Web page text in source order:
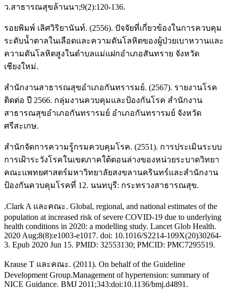
ว.สาธารณสุขล้านนา;9(2):120-136.
รอยพิมพ์ เลิศวิริยานันท์. (2556). ปัจจัยที่เกี่ยวข้องในการควบคุม
ระดับน้ำตาลในเลือดและความดันโลหิตของผู้ป่วยเบาหวานและ
ความดันโลหิตสูงในตำบลแม่แฝกอำเภอสันทราย จังหวัด
เชียงใหม่.
สำนักงานสาธารณสุขอำเภอกันทรารมย์. (2567). รายงานโรค
ติดต่อ ปี 2566. กลุ่มงานควบคุมและป้องกันโรค สำนักงาน
สาธารณสุขอำเภอกันทรารมย์ อำเภอกันทรารมย์ จังหวัด
ศรีสะเกษ.
สำนักจัดการความรู้กรมควบคุมโรค. (2551). การประเมินระบบ
การเฝ้าระวังโรคในเขตภาคใต้ตอนล่างของหน่วยระบาดวิทยา
คณะแพทยศาสตร์มหาวิทยาลัยสงขลานครินทร์และสำนักงาน
ป้องกันควบคุมโรคที่ 12. นนทบุรี: กระทรวงสาธารณสุข.
.Clark A และคณะ. Global, regional, and national estimates of the
population at increased risk of severe COVID-19 due to underlying
health conditions in 2020: a modelling study. Lancet Glob Health.
2020 Aug;8(8):e1003-e1017. doi: 10.1016/S2214-109X(20)30264-
3. Epub 2020 Jun 15. PMID: 32553130; PMCID: PMC7295519.
Krause T และคณะ. (2011). On behalf of the Guideline
Development Group.Management of hypertension: summary of
NICE Guidance. BMJ 2011;343:doi:10.1136/bmj.d4891.